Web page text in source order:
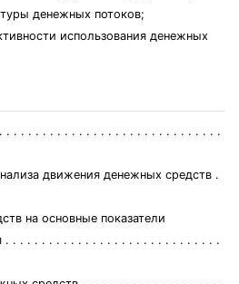
денежных потоков;
использования денежных
. . . . . . . . . . . . . . . . . . . . . . . . . . . . .
движения денежных средств .
на основные показатели
. . . . . . . . . . . . . . . . . . . . . . . . . . . . . .